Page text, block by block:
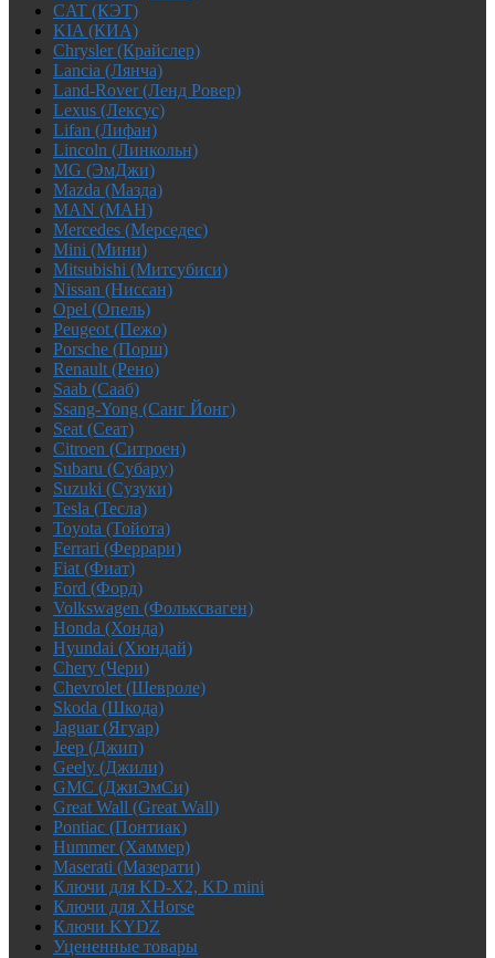
CAT (КЭТ)
KIA (КИА)
Chrysler (Крайслер)
Lancia (Лянча)
Land-Rover (Ленд Ровер)
Lexus (Лексус)
Lifan (Лифан)
Lincoln (Линкольн)
MG (ЭмДжи)
Mazda (Мазда)
MAN (МАН)
Mercedes (Мерседес)
Mini (Мини)
Mitsubishi (Митсубиси)
Nissan (Ниссан)
Opel (Опель)
Peugeot (Пежо)
Porsche (Порш)
Renault (Рено)
Saab (Сааб)
Ssang-Yong (Санг Йонг)
Seat (Сеат)
Citroen (Ситроен)
Subaru (Субару)
Suzuki (Сузуки)
Tesla (Тесла)
Toyota (Тойота)
Ferrari (Феррари)
Fiat (Фиат)
Ford (Форд)
Volkswagen (Фольксваген)
Honda (Хонда)
Hyundai (Хюндай)
Chery (Чери)
Chevrolet (Шевроле)
Skoda (Шкода)
Jaguar (Ягуар)
Jeep (Джип)
Geely (Джили)
GMC (ДжиЭмСи)
Great Wall (Great Wall)
Pontiac (Понтиак)
Hummer (Хаммер)
Maserati (Мазерати)
Ключи для KD-X2, KD mini
Ключи для XHorse
Ключи KYDZ
Уцененные товары